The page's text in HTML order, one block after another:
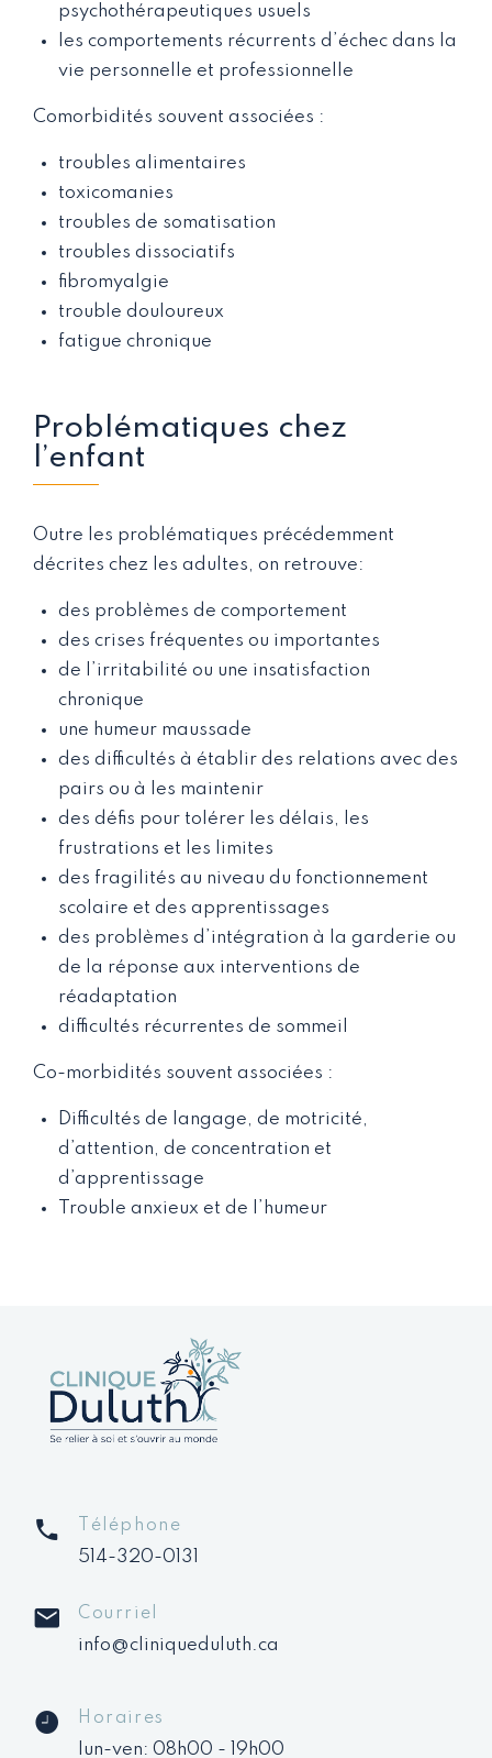
psychothérapeutiques usuels
les comportements récurrents d’échec dans la
vie personnelle et professionnelle
Comorbidités souvent associées :
troubles alimentaires
toxicomanies
troubles de somatisation
troubles dissociatifs
fibromyalgie
trouble douloureux
fatigue chronique
Problématiques chez
l’enfant
Outre les problématiques précédemment
décrites chez les adultes, on retrouve:
des problèmes de comportement
des crises fréquentes ou importantes
de l’irritabilité ou une insatisfaction
chronique
une humeur maussade
des difficultés à établir des relations avec des
pairs ou à les maintenir
des défis pour tolérer les délais, les
frustrations et les limites
des fragilités au niveau du fonctionnement
scolaire et des apprentissages
des problèmes d’intégration à la garderie ou
de la réponse aux interventions de
réadaptation
difficultés récurrentes de sommeil
Co-morbidités souvent associées :
Difficultés de langage, de motricité,
d’attention, de concentration et
d’apprentissage
Trouble anxieux et de l’humeur
Téléphone
514-320-0131
Courriel
info@cliniqueduluth.ca
Horaires
lun-ven: 08h00 - 19h00